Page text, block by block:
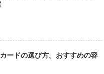
ードの選び方。おすすめの容